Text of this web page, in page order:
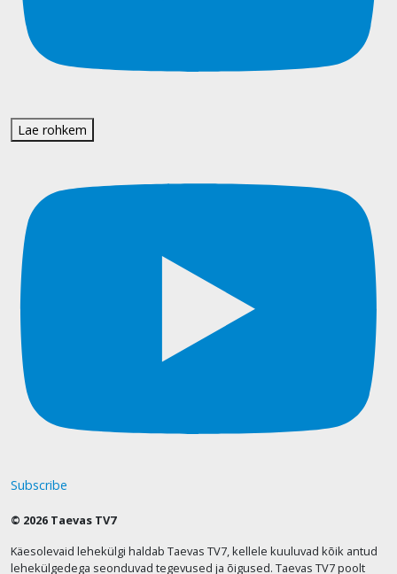
Lae rohkem
Subscribe
© 2026 Taevas TV7
Käesolevaid lehekülgi haldab Taevas TV7, kellele kuuluvad kõik antud
lehekülgedega seonduvad tegevused ja õigused. Taevas TV7 poolt